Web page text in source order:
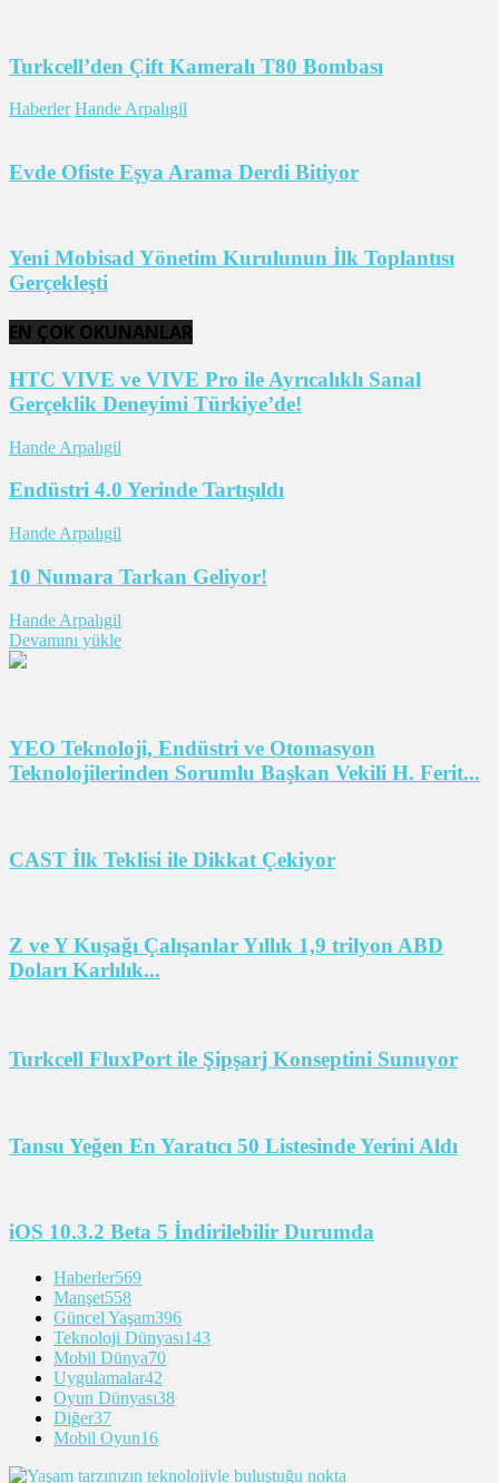
Turkcell’den Çift Kameralı T80 Bombası
Haberler Hande Arpalıgil
Evde Ofiste Eşya Arama Derdi Bitiyor
Yeni Mobisad Yönetim Kurulunun İlk Toplantısı
Gerçekleşti
EN ÇOK OKUNANLAR
HTC VIVE ve VIVE Pro ile Ayrıcalıklı Sanal
Gerçeklik Deneyimi Türkiye’de!
Hande Arpalıgil
Endüstri 4.0 Yerinde Tartışıldı
Hande Arpalıgil
10 Numara Tarkan Geliyor!
Hande Arpalıgil
Devamını yükle
YEO Teknoloji, Endüstri ve Otomasyon
Teknolojilerinden Sorumlu Başkan Vekili H. Ferit...
CAST İlk Teklisi ile Dikkat Çekiyor
Z ve Y Kuşağı Çalışanlar Yıllık 1,9 trilyon ABD
Doları Karlılık...
Turkcell FluxPort ile Şipşarj Konseptini Sunuyor
Tansu Yeğen En Yaratıcı 50 Listesinde Yerini Aldı
iOS 10.3.2 Beta 5 İndirilebilir Durumda
Haberler569
Manşet558
Güncel Yaşam396
Teknoloji Dünyası143
Mobil Dünya70
Uygulamalar42
Oyun Dünyası38
Diğer37
Mobil Oyun16